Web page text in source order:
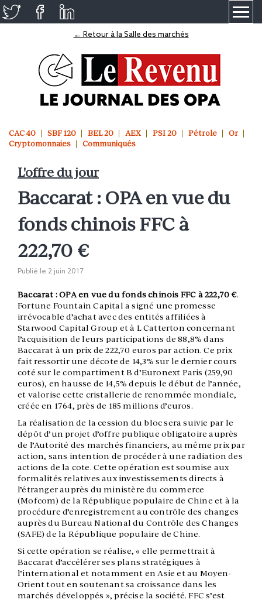
← Retour à la Salle des marchés
CAC 40 SBF 120 BEL 20 AEX PSI 20 Pétrole
Or
Cryptomonnaies
Communiqués
L'offre du jour
Baccarat : OPA en vue du
fonds chinois FFC à
222,70 €
Publié le 2 juin 2017
Baccarat : OPA en vue du fonds chinois FFC à 222,70 €.
Fortune Fountain Capital a signé une promesse
irrévocable d’achat avec des entités affiliées à
Starwood Capital Group et à L Catterton concernant
l’acquisition de leurs participations de 88,8% dans
Baccarat à un prix de 222,70 euros par action. Ce prix
fait ressortir une décote de 14,3% sur le dernier cours
coté sur le compartiment B d’Euronext Paris (259,90
euros), en hausse de 14,5% depuis le début de l’année,
et valorise cette cristallerie de renommée mondiale,
créée en 1764, près de 185 millions d’euros.
La réalisation de la cession du bloc sera suivie par le
dépôt d’un projet d’offre publique obligatoire auprès
de l’Autorité des marchés financiers, au même prix par
action, sans intention de procéder à une radiation des
actions de la cote. Cette opération est soumise aux
formalités relatives aux investissements directs à
l’étranger auprès du ministère du commerce
(Mofcom) de la République populaire de Chine et à la
procédure d’enregistrement au contrôle des changes
auprès du Bureau National du Contrôle des Changes
(SAFE) de la République populaire de Chine.
Si cette opération se réalise, « elle permettrait à
Baccarat d’accélérer ses plans stratégiques à
l’international et notamment en Asie et au Moyen-
Orient tout en soutenant sa croissance dans les
marchés développés », précise la société. FFC s’est